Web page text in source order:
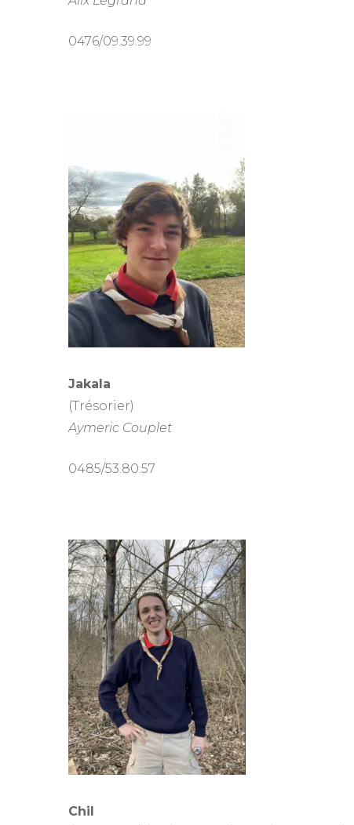
0476/09.39.99
Jakala
(Trésorier)
Aymeric Couplet
0485/53.80.57
Chil